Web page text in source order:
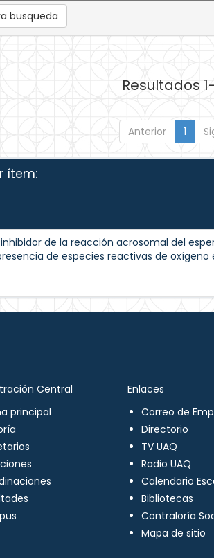
busqueda
Resultados
Anterior 1
ítem:
de la reacción acrosomal del
de especies reactivas de oxígeno
Central
principal
Enlaces
Correo de
Directorio
TV UAQ
Radio UAQ
Calendario
Bibliotecas
Contraloría
Mapa de sitio